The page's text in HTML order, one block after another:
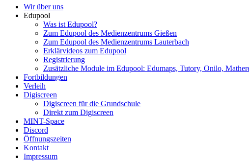
Wir über uns
Edupool
Was ist Edupool?
Zum Edupool des Medienzentrums Gießen
Zum Edupool des Medienzentrums Lauterbach
Erklärvideos zum Edupool
Registrierung
Zusätzliche Module im Edupool: Edumaps, Tutory, Onilo,
Fortbildungen
Verleih
Digiscreen
Digiscreen für die Grundschule
Direkt zum Digiscreen
MINT-Space
Discord
Öffnungszeiten
Kontakt
Impressum